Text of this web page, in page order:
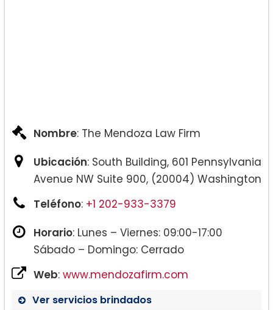
Nombre: The Mendoza Law Firm
Ubicación: South Building, 601 Pennsylvania
Avenue NW Suite 900, (20004) Washington
Teléfono: +1 202-933-3379
Horario: Lunes – Viernes: 09:00-17:00
Sábado – Domingo: Cerrado
Web: www.mendozafirm.com
Ver servicios brindados